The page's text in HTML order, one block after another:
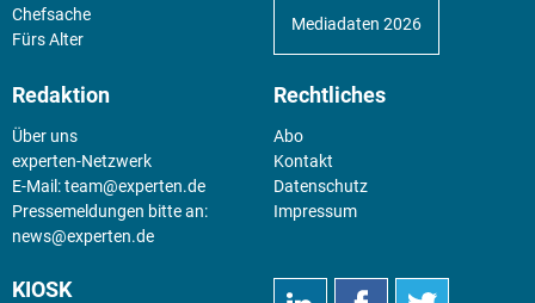
Chefsache
Fürs Alter
Mediadaten 2026
Redaktion
Über uns
experten-Netzwerk
E-Mail:team@experten.de
Pressemeldungen bitte an:
news@experten.de
Rechtliches
Abo
Kontakt
Datenschutz
Impressum
KIOSK